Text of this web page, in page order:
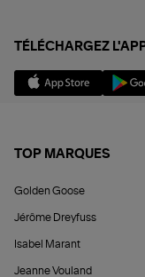
TÉLÉCHARGEZ
TOP MARQUES
Golden Goose
Jérôme Dreyfuss
Isabel Marant
Jeanne Vouland